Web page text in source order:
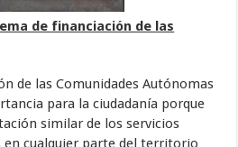
de financiación de las
de las Comunidades Autónomas
para la ciudadanía porque
similar de los servicios
en cualquier parte del territorio